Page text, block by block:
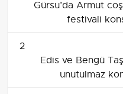
Gürsu’da Armut
festivali
2
Edis ve Bengü
unutulmaz